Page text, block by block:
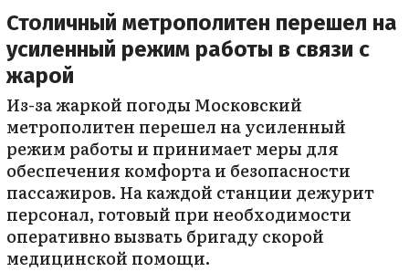
Столичный метрополитен перешел на
усиленный режим работы в связи с
жарой
Из-за жаркой погоды Московский
метрополитен перешел на усиленный
режим работы и принимает меры для
обеспечения комфорта и безопасности
пассажиров. На каждой станции дежурит
персонал, готовый при необходимости
оперативно вызвать бригаду скорой
медицинской помощи.